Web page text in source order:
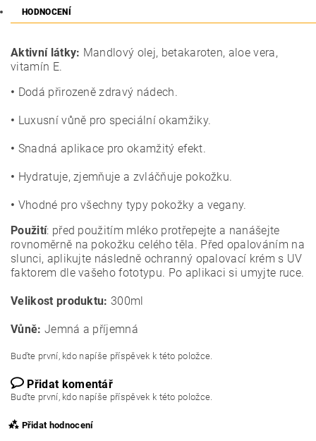
HODNOCENÍ
Aktivní látky: Mandlový olej, betakaroten, aloe vera,
vitamín E.
• Dodá přirozeně zdravý nádech.
• Luxusní vůně pro speciální okamžiky.
• Snadná aplikace pro okamžitý efekt.
• Hydratuje, zjemňuje a zvláčňuje pokožku.
• Vhodné pro všechny typy pokožky a vegany.
Použití: před použitím mléko protřepejte a nanášejte
rovnoměrně na pokožku celého těla. Před opalováním na
slunci, aplikujte následně ochranný opalovací krém s UV
faktorem dle vašeho fototypu. Po aplikaci si umyjte ruce.
Velikost produktu: 300ml
Vůně: Jemná a příjemná
Buďte první, kdo napíše příspěvek k této položce.
Přidat komentář
Buďte první, kdo napíše příspěvek k této položce.
Přidat hodnocení